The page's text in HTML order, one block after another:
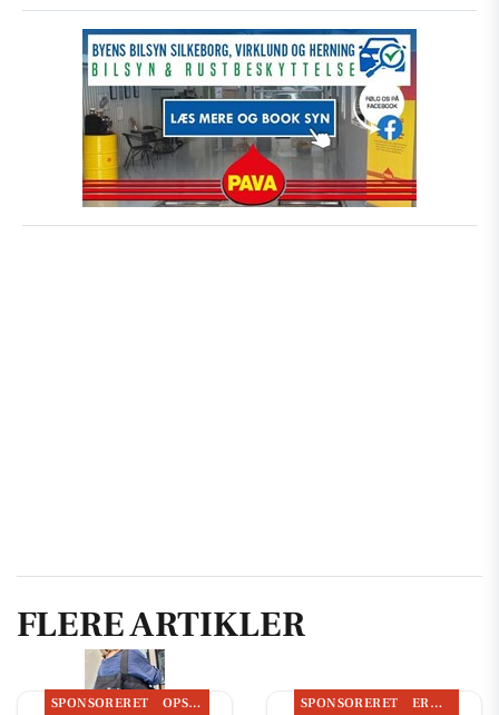
FLERE ARTIKLER
SPONSORERET OPSLAGSTAVLEN SPONSORERET ERHVERV